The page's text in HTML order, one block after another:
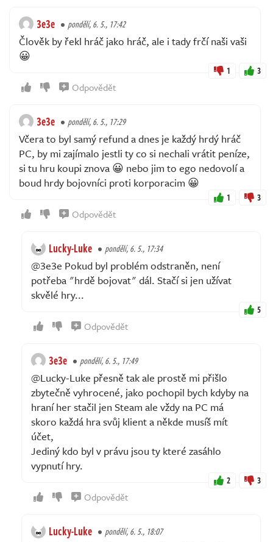
3e3e pondělí, 6. 5., 17:42
Člověk by řekl hráč jako hráč, ale i tady frčí naši vaši
😀
1 3
Odpovědět
3e3e pondělí, 6. 5., 17:29
Včera to byl samý refund a dnes je každý hrdý hráč
PC, by mi zajímalo jestli ty co si nechali vrátit peníze,
si tu hru koupi znova 😀 nebo jim to ego nedovolí a
boud hrdy bojovníci proti korporacim 😀
1 3
Odpovědět
Lucky-Luke pondělí, 6. 5., 17:34
@3e3e Pokud byl problém odstraněn, není
potřeba "hrdě bojovat" dál. Stačí si jen užívat
skvělé hry...
5
Odpovědět
3e3e pondělí, 6. 5., 17:49
@Lucky-Luke přesně tak ale prostě mi přišlo
zbytečně vyhrocené, jako pochopil bych kdyby na
hraní her stačil jen Steam ale vždy na PC má
skoro každá hra svůj klient a někde musíš mít
účet,
Jediný kdo byl v právu jsou ty které zasáhlo
vypnutí hry.
2 3
Odpovědět
Lucky-Luke pondělí, 6. 5., 18:07